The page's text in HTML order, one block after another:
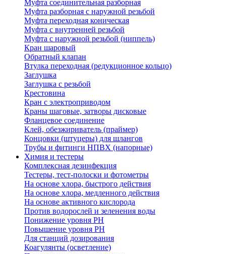
Муфта соединительная разборная
Муфта разборная с наружной резьбой
Муфта переходная коническая
Муфта с внутренней резьбой
Муфта с наружной резьбой (ниппель)
Кран шаровый
Обратный клапан
Втулка переходная (редукционное кольцо)
Заглушка
Заглушка с резьбой
Крестовина
Кран с электроприводом
Краны шаговые, затворы дисковые
Фланцевое соединение
Клей, обезжириватель (праймер)
Концовки (штуцеры) для шлангов
Трубы и фитинги НПВХ (напорные)
Химия и тестеры
Комплексная дезинфекция
Тестеры, тест-полоски и фотометры
На основе хлора, быстрого действия
На основе хлора, медленного действия
На основе активного кислорода
Против водорослей и зеленения воды
Понижение уровня РН
Повышение уровня РН
Для станций дозирования
Коагулянты (осветление)